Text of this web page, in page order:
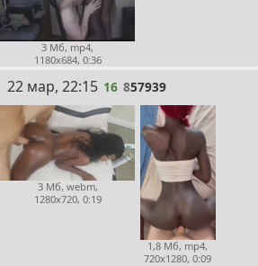
3 Мб, mp4,
1180x684, 0:36
16
22 мар, 22:15 16 857939
3 Мб, webm,
1280x720, 0:19
1,8 Мб, mp4,
720x1280, 0:09